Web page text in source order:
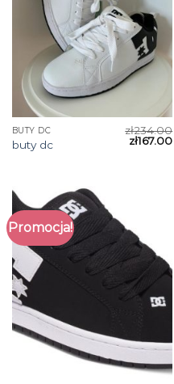
BUTY DC
buty dc
zł234.00
zł167.00
Promocja!